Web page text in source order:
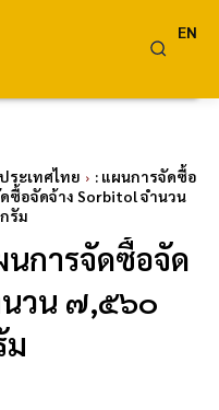
EN
ระเทศไทย
: แผนการจัดซื้อ
ซื้อจัดจ้าง Sorbitol จำนวน
รัม
การจัดซื้อจัด
นวน ๗,๕๖๐
ม